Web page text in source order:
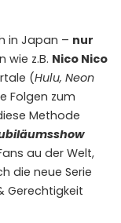
in Japan – nur
wie z.B. Nico Nico
(Hulu, Neon
Folgen zum
Methode
au der Welt,
die neue Serie
Gerechtigkeit